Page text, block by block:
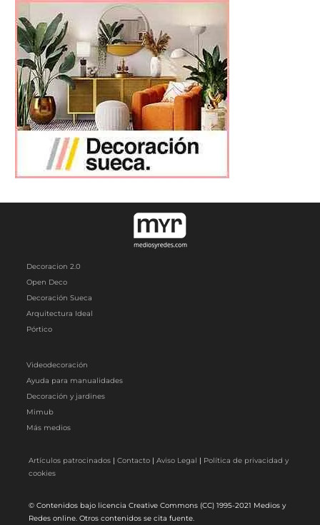
Decoracion 2.0
Open Deco
Decoración Sueca
Arquitectura Ideal
Pórtico
Videodecoración
Ayuda para manualidades
Decoración y jardines
Mimub
Más medios
Artículos patrocinados |Contacto |Aviso Legal | Política de privacidad y
cookies
© Contenidos bajo licencia Creative Commons (CC) 1995-2021 Medios y
Redes online. Otros contenidos se cita fuente.